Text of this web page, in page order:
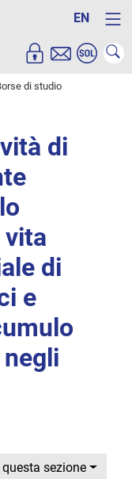
EN
di studio
di
vita
di
e
questa sezione